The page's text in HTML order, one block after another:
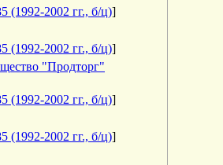
(1992-2002 гг., б/ц)]
(1992-2002 гг., б/ц)]
"Продторг"
(1992-2002 гг., б/ц)]
(1992-2002 гг., б/ц)]